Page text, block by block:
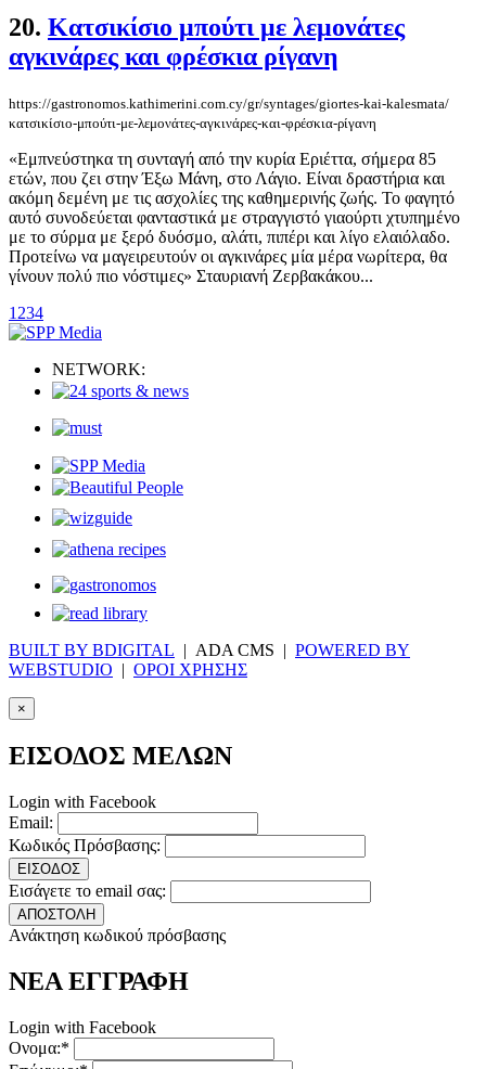
20. Κατσικίσιο μπούτι με λεμονάτες
αγκινάρες και φρέσκια ρίγανη
https://gastronomos.kathimerini.com.cy/gr/syntages/giortes-kai-kalesmata/
κατσικίσιο-μπούτι-με-λεμονάτες-αγκινάρες-και-φρέσκια-ρίγανη
«Εμπνεύστηκα τη συνταγή από την κυρία Εριέττα, σήμερα 85
ετών, που ζει στην Έξω Μάνη, στο Λάγιο. Είναι δραστήρια και
ακόμη δεμένη με τις ασχολίες της καθημερινής ζωής. Το φαγητό
αυτό συνοδεύεται φανταστικά με στραγγιστό γιαούρτι χτυπημένο
με το σύρμα με ξερό δυόσμο, αλάτι, πιπέρι και λίγο ελαιόλαδο.
Προτείνω να μαγειρευτούν οι αγκινάρες μία μέρα νωρίτερα, θα
γίνουν πολύ πιο νόστιμες» Σταυριανή Ζερβακάκου...
1 234
NETWORK:
BUILT BY BDIGITAL | ADA CMS | POWERED BY
WEBSTUDIO | ΟΡΟΙ ΧΡΗΣΗΣ
×
ΕΙΣΟΔΟΣ ΜΕΛΩΝ
Login with Facebook
Email:
Κωδικός Πρόσβασης:
ΕΙΣΟΔΟΣ
Εισάγετε το email σας:
ΑΠΟΣΤΟΛΗ
Ανάκτηση κωδικού πρόσβασης
ΝΕΑ ΕΓΓΡΑΦΗ
Login with Facebook
Ονομα:*